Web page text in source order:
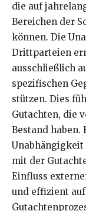
die auf
Bereichen der
können. Die
Drittparteien
ausschließlich
spezifischen
stützen. Dies
Gutachten, die
Bestand
mit der
Einfluss
und effizient